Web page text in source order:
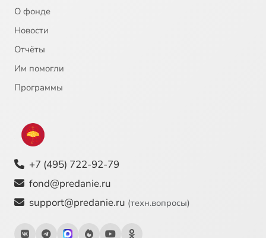
О фонде
Новости
Отчёты
Им помогли
Программы
+7 (495) 722-92-79
fond@predanie.ru
support@predanie.ru (техн.вопросы)